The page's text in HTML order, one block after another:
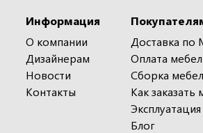
Информация
О компании
Дизайнерам
Новости
Контакты
Доставка по
Оплата
Сборка
Как заказать
Эксплуатация
Блог